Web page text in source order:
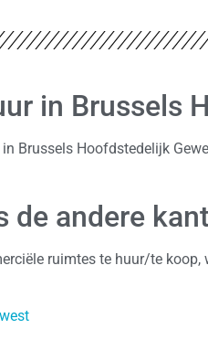
in Brussels
Brussels Hoofdstedelijk
de andere
ruimtes te huur/te